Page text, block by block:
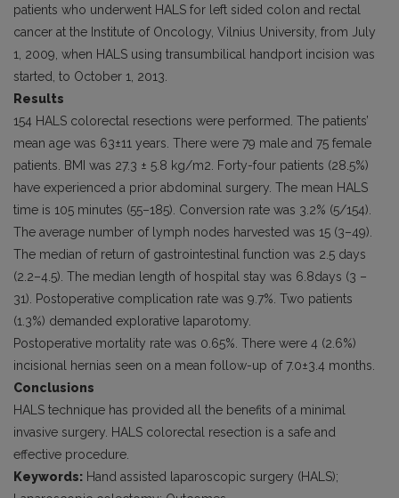
patients who underwent HALS for left sided colon and rectal
cancer at the Institute of Oncology, Vilnius University, from July
1, 2009, when HALS using transumbilical handport incision was
started, to October 1, 2013.
Results
154 HALS colorectal resections were performed. The patients’
mean age was 63±11 years. There were 79 male and 75 female
patients. BMI was 27.3 ± 5.8 kg/m2. Forty-four patients (28.5%)
have experienced a prior abdominal surgery. The mean HALS
time is 105 minutes (55–185). Conversion rate was 3.2% (5/154).
The average number of lymph nodes harvested was 15 (3–49).
The median of return of gastrointestinal function was 2.5 days
(2.2–4.5). The median length of hospital stay was 6.8days (3 –
31). Postoperative complication rate was 9.7%. Two patients
(1.3%) demanded explorative laparotomy.
Postoperative mortality rate was 0.65%. There were 4 (2.6%)
incisional hernias seen on a mean follow-up of 7.0±3.4 months.
Conclusions
HALS technique has provided all the benefits of a minimal
invasive surgery. HALS colorectal resection is a safe and
effective procedure.
Keywords: Hand assisted laparoscopic surgery (HALS);